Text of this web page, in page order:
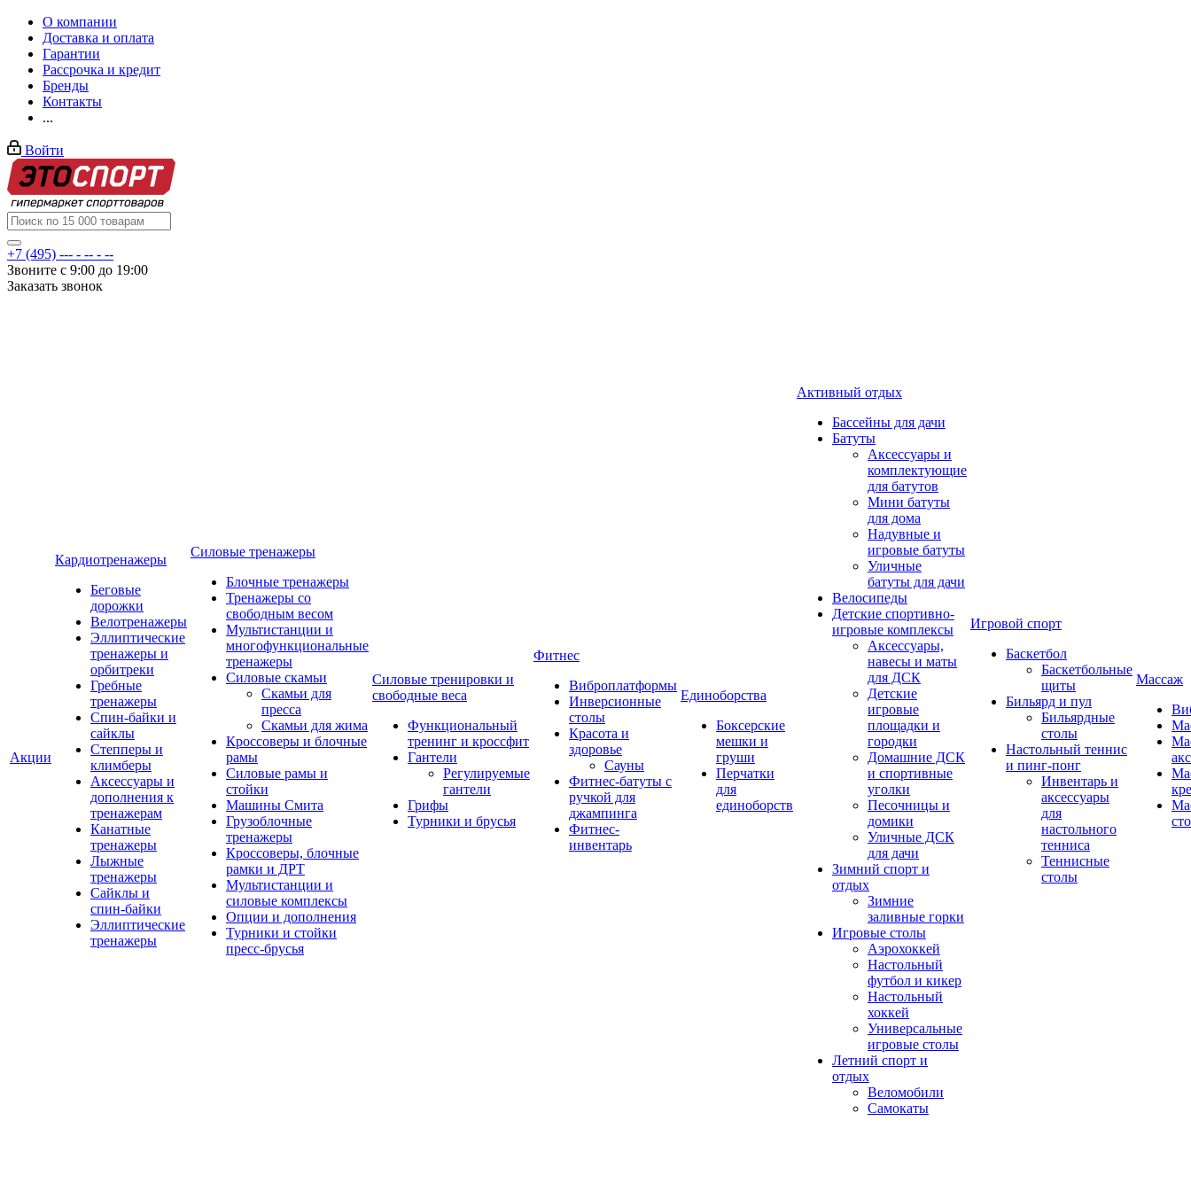
О компании
Доставка и оплата
Гарантии
Рассрочка и кредит
Бренды
Контакты
...
Войти
+7 (495) --- - -- - --
Звоните с 9:00 до 19:00
Заказать звонок
Акции
Кардиотренажеры
Беговые
дорожки
Велотренажеры
Эллиптические
тренажеры и
орбитреки
Гребные
тренажеры
Спин-байки и
сайклы
Степперы и
климберы
Аксессуары и
дополнения к
тренажерам
Канатные
тренажеры
Лыжные
тренажеры
Сайклы и
спин-байки
Эллиптические
тренажеры
Силовые тренажеры
Блочные тренажеры
Тренажеры со
свободным весом
Мультистанции и
многофункциональные
тренажеры
Силовые скамьи
Скамьи для
пресса
Скамьи для жима
Кроссоверы и блочные
рамы
Силовые рамы и
стойки
Машины Смита
Грузоблочные
тренажеры
Кроссоверы, блочные
рамки и ДРТ
Мультистанции и
силовые комплексы
Опции и дополнения
Турники и стойки
пресс-брусья
Силовые тренировки и
свободные веса
Функциональный
тренинг и кроссфит
Гантели
Регулируемые
гантели
Грифы
Турники и брусья
Фитнес
Виброплатформы
Инверсионные
столы
Красота и
здоровье
Сауны
Фитнес-батуты с
ручкой для
джампинга
Фитнес-
инвентарь
Единоборства
Боксерские
мешки и
груши
Перчатки
для
единоборств
Активный отдых
Бассейны для дачи
Батуты
Аксессуары и
комплектующие
для батутов
Мини батуты
для дома
Надувные и
игровые батуты
Уличные
батуты для дачи
Велосипеды
Детские спортивно-
игровые комплексы
Аксессуары,
навесы и маты
для ДСК
Детские
игровые
площадки и
городки
Домашние ДСК
и спортивные
уголки
Песочницы и
домики
Уличные ДСК
для дачи
Зимний спорт и
отдых
Зимние
заливные горки
Игровые столы
Аэрохоккей
Настольный
футбол и кикер
Настольный
хоккей
Универсальные
игровые столы
Летний спорт и
отдых
Веломобили
Самокаты
Игровой спорт
Баскетбол
Баскетбольные
щиты
Бильярд и пул
Бильярдные
столы
Настольный теннис
и пинг-понг
Инвентарь и
аксессуары
для
настольного
тенниса
Теннисные
столы
Массаж